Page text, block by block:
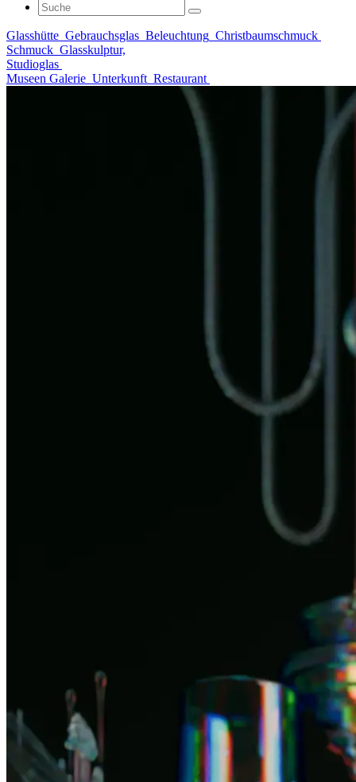
Glasshütte Gebrauchsglas Beleuchtung Christbaumschmuck
Schmuck Glasskulptur,
Studioglas
Museen Galerie Unterkunft Restaurant